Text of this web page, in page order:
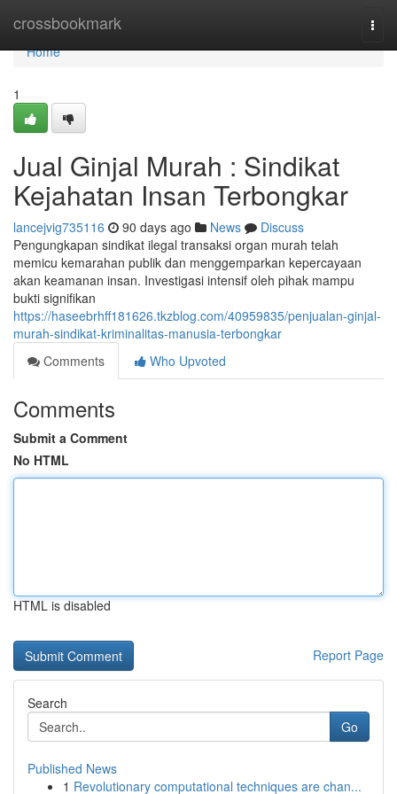
crossbookmark
Home
Home
1
Jual Ginjal Murah : Sindikat
Kejahatan Insan Terbongkar
lancejvig735116 90 days ago News
Discuss
Pengungkapan sindikat ilegal transaksi organ murah telah
memicu kemarahan publik dan menggemparkan kepercayaan
akan keamanan insan. Investigasi intensif oleh pihak mampu
bukti signifikan
https://haseebrhff181626.tkzblog.com/40959835/penjualan-ginjal-
murah-sindikat-kriminalitas-manusia-terbongkar
Comments
Who Upvoted
Comments
Submit a Comment
No HTML
HTML is disabled
Report Page
Search
Go
Published News
1 Revolutionary computational techniques are chan...